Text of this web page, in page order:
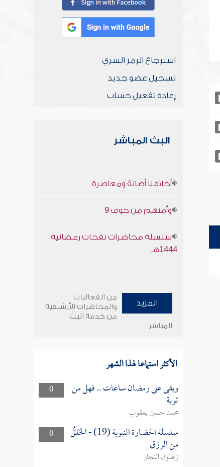
استرجاع الرمز السري
تسجيل عضو جديد
إعادة تفعيل حساب
البث المباشر
أخلاقنا أصالة ومعاصرة
وأمنهم من خوف 9
سلسلة محاضرات نفحات رمضانية
1444هـ
المزيد
من الفعاليات
والمحاضرات الأرشيفية
من خدمة البث
المباشر
الأكثر استماعا لهذا الشهر
0 وبقى على رمضان ساعات .. فهل من
توبة
محمد حسين يعقوب
0
سلسلة الحضارة النبوية (19) - الخَلقُ
من الرزق
زغلول النجار